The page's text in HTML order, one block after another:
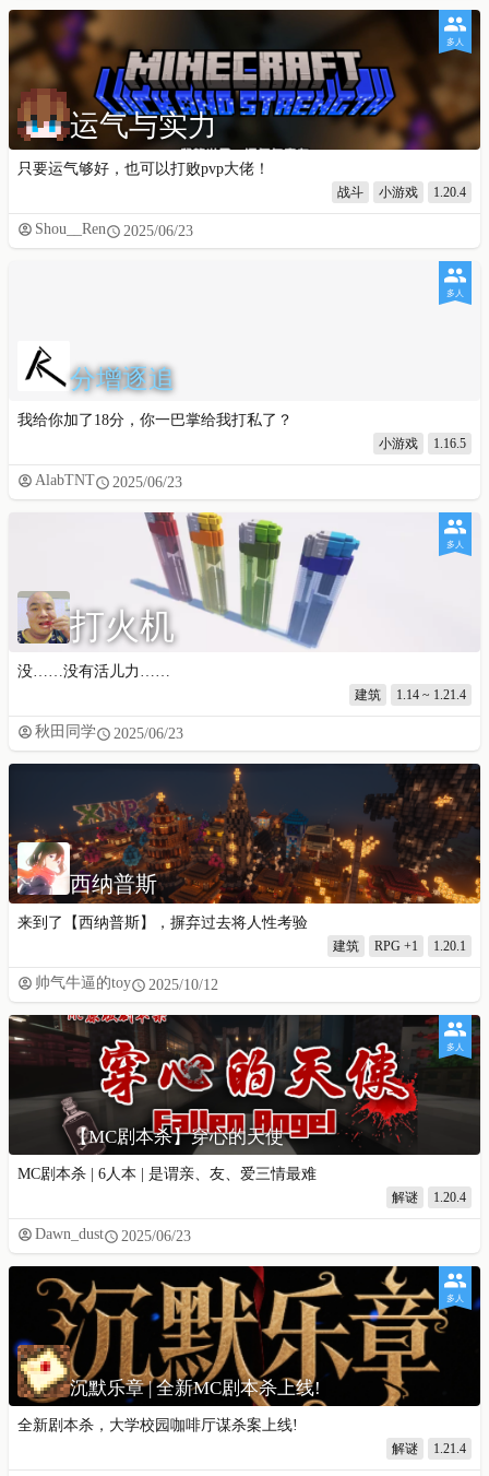
多人
运气与实力
只要运气够好，也可以打败pvp大佬！
战斗 小游戏 1.20.4
Shou__Ren 2025/06/23
多人
分增逐追
我给你加了18分，你一巴掌给我打私了？
小游戏 1.16.5
AlabTNT 2025/06/23
多人
打火机
没……没有活儿力……
建筑 1.14 ~ 1.21.4
秋田同学 2025/06/23
西纳普斯
来到了【西纳普斯】，摒弃过去将人性考验
建筑 RPG +1 1.20.1
帅气牛逼的toy 2025/10/12
多人
【MC剧本杀】穿心的天使
MC剧本杀 | 6人本 | 是谓亲、友、爱三情最难
解谜 1.20.4
Dawn_dust 2025/06/23
多人
沉默乐章 | 全新MC剧本杀上线!
全新剧本杀，大学校园咖啡厅谋杀案上线!
解谜 1.21.4